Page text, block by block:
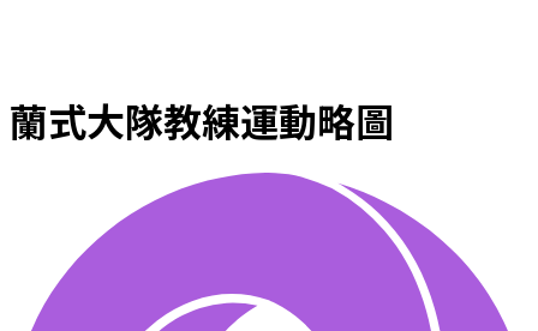
蘭式大隊教練運動略圖